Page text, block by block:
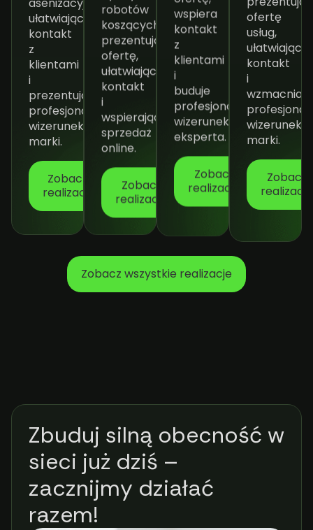
ułatwiającą
kontakt
z
klientami
i
prezentującą
profesjonalny
wizerunek
marki.
Zobacz
realizacę
robotów
koszących,
prezentującą
ofertę,
ułatwiającą
kontakt
i
wspierającą
sprzedaż
online.
Zobacz
realizację
wspiera
kontakt
z
klientami
i
buduje
profesjonalny
wizerunek
eksperta.
Zobacz
realizację
ofertę
usług,
ułatwiającą
kontakt
i
wizerunek
marki.
Zobacz
realizację
Zobacz wszystkie realizacje
Zbuduj silną obecność w
sieci już dziś –
zacznijmy działać
razem!